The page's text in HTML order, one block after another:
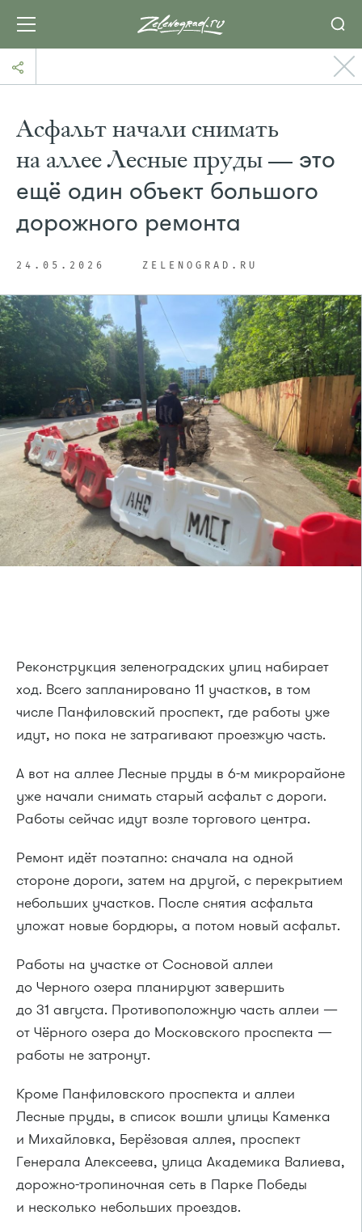
Асфальт начали снимать
на аллее Лесные пруды — это
ещё один объект большого
дорожного ремонта
24.05.2026 ZELENOGRAD.RU
Реконструкция зеленоградских улиц набирает
ход. Всего запланировано 11 участков, в том
числе Панфиловский проспект, где работы уже
идут, но пока не затрагивают проезжую часть.
А вот на аллее Лесные пруды в 6-м микрорайоне
уже начали снимать старый асфальт с дороги.
Работы сейчас идут возле торгового центра.
Ремонт идёт поэтапно: сначала на одной
стороне дороги, затем на другой, с перекрытием
небольших участков. После снятия асфальта
уложат новые бордюры, а потом новый асфальт.
Работы на участке от Сосновой аллеи
до Черного озера планируют завершить
до 31 августа. Противоположную часть аллеи —
от Чёрного озера до Московского проспекта —
работы не затронут.
Кроме Панфиловского проспекта и аллеи
Лесные пруды, в список вошли улицы Каменка
и Михайловка, Берёзовая аллея, проспект
Генерала Алексеева, улица Академика Валиева,
дорожно-тропиночная сеть в Парке Победы
и несколько небольших проездов.